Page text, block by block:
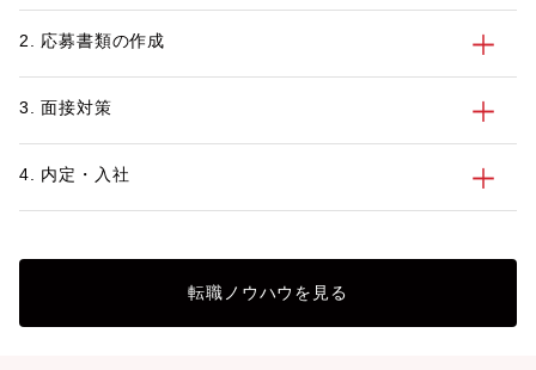
2. 応募書類の作成
3. 面接対策
4. 内定・入社
転職ノウハウを見る